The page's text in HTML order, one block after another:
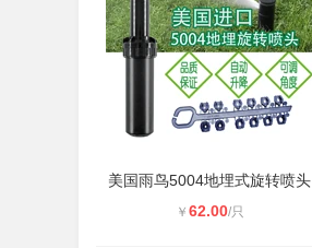
美国雨鸟5004地埋式旋转喷头
￥ 62.00/只